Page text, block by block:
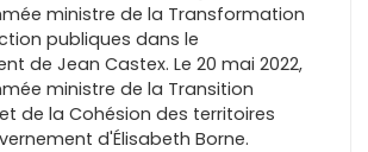
ministre de la Transformation
publiques dans le
de Jean Castex. Le 20 mai 2022,
ministre de la Transition
de la Cohésion des territoires
d'Élisabeth Borne.